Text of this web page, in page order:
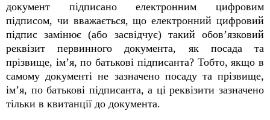
документ підписано електронним цифровим
підписом, чи вважається, що електронний цифровий
підпис замінює (або засвідчує) такий обов’язковий
реквізит первинного документа, як посада та
прізвище, ім’я, по батькові підписанта? Тобто, якщо в
самому документі не зазначено посаду та прізвище,
ім’я, по батькові підписанта, а ці реквізити зазначено
тільки в квитанції до документа.